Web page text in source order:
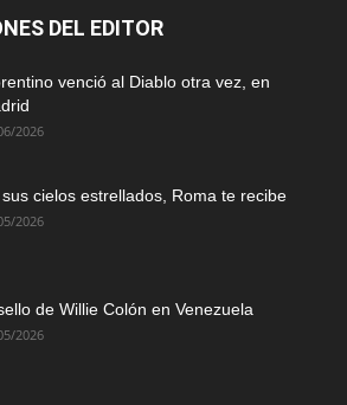
DEL EDITOR
venció al Diablo otra vez, en
2026
sus cielos estrellados, Roma te recibe
2026
de Willie Colón en Venezuela
2026